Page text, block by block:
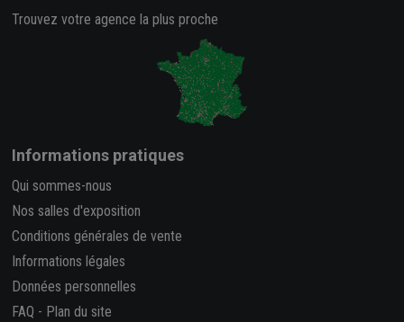
Trouvez votre agence la plus proche
Informations pratiques
Qui sommes-nous
Nos salles d'exposition
Conditions générales de vente
Informations légales
Données personnelles
FAQ - Plan du site